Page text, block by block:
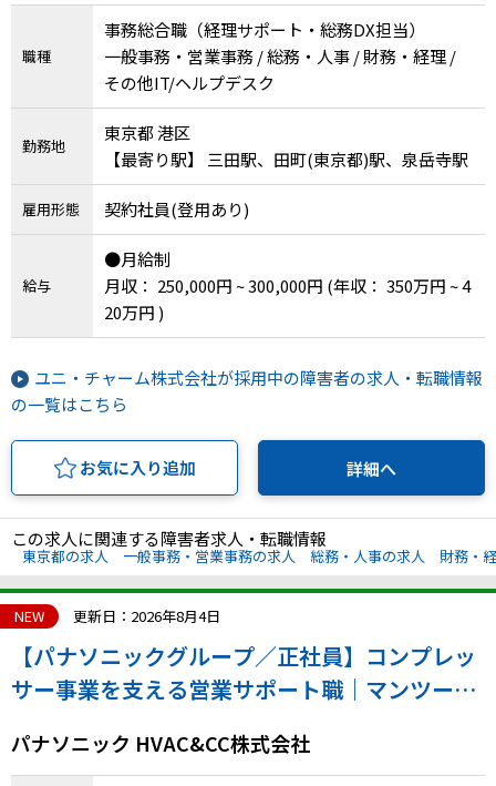
職種
事務総合職（経理サポート・総務DX担当）
一般事務・営業事務 / 総務・人事 / 財務・経理 /
その他IT/ヘルプデスク
勤務地
東京都 港区
【最寄り駅】 三田駅、田町(東京都)駅、泉岳寺駅
雇用形態 契約社員(登用あり)
給与
●月給制
月収： 250,000円 ~ 300,000円 (年収： 350万円 ~ 4
20万円 )
ユニ・チャーム株式会社が採用中の障害者の求人・転職情報
の一覧はこちら
お気に入り追加 詳細へ
この求人に関連する障害者求人・転職情報
東京都の求人 一般事務・営業事務の求人 総務・人事の求人 財務・
NEW 更新日：2026年8月4日
【パナソニックグループ／正社員】コンプレッ
サー事業を支える営業サポート職｜マンツーマ
可）
パナソニック HVAC&CC株式会社